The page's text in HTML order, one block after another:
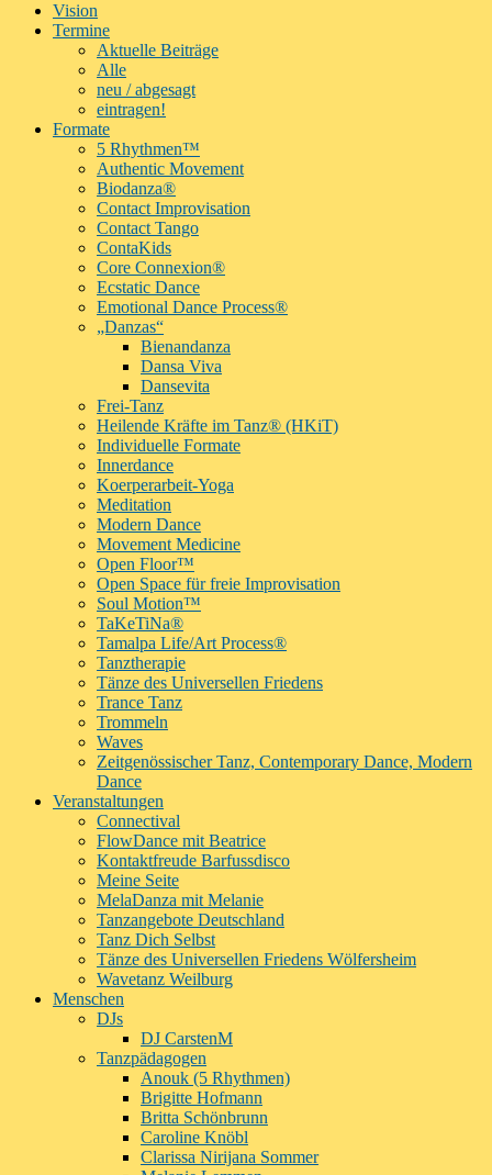
Vision
Termine
Aktuelle Beiträge
Alle
neu / abgesagt
eintragen!
Formate
5 Rhythmen™
Authentic Movement
Biodanza®
Contact Improvisation
Contact Tango
ContaKids
Core Connexion®
Ecstatic Dance
Emotional Dance Process®
„Danzas“
Bienandanza
Dansa Viva
Dansevita
Frei-Tanz
Heilende Kräfte im Tanz® (HKiT)
Individuelle Formate
Innerdance
Koerperarbeit-Yoga
Meditation
Modern Dance
Movement Medicine
Open Floor™
Open Space für freie Improvisation
Soul Motion™
TaKeTiNa®
Tamalpa Life/Art Process®
Tanztherapie
Tänze des Universellen Friedens
Trance Tanz
Trommeln
Waves
Zeitgenössischer Tanz, Contemporary Dance, Modern
Dance
Veranstaltungen
Connectival
FlowDance mit Beatrice
Kontaktfreude Barfussdisco
Meine Seite
MelaDanza mit Melanie
Tanzangebote Deutschland
Tanz Dich Selbst
Tänze des Universellen Friedens Wölfersheim
Wavetanz Weilburg
Menschen
DJs
DJ CarstenM
Tanzpädagogen
Anouk (5 Rhythmen)
Brigitte Hofmann
Britta Schönbrunn
Caroline Knöbl
Clarissa Nirijana Sommer